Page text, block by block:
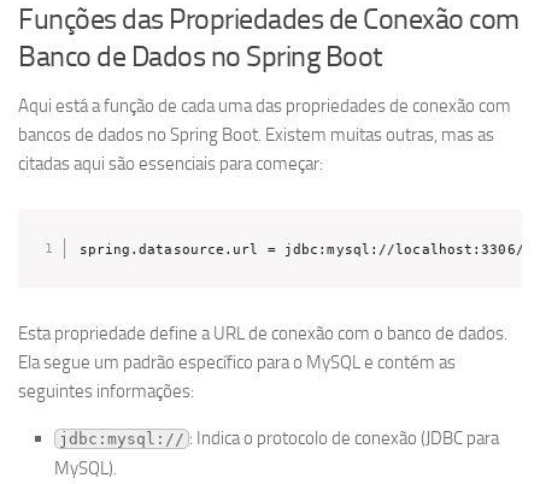
Funções das Propriedades de Conexão com
Banco de Dados no Spring Boot
Aqui está a função de cada uma das propriedades de conexão com
bancos de dados no Spring Boot. Existem muitas outras, mas as
citadas aqui são essenciais para começar:
spring.datasource.url = jdbc:mysql://localhost:3306/
Esta propriedade define a URL de conexão com o banco de dados.
Ela segue um padrão específico para o MySQL e contém as
seguintes informações:
jdbc:mysql:// : Indica o protocolo de conexão (JDBC para
MySQL).